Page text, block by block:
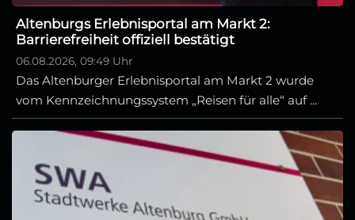
Altenburgs Erlebnisportal am Markt 2:
Barrierefreiheit offiziell bestätigt
06.08.2026, 09:49 Uhr
Das Altenburger Erlebnisportal am Markt 2 wurde
vom Kennzeichnungssystem „Reisen für alle“ auf ...